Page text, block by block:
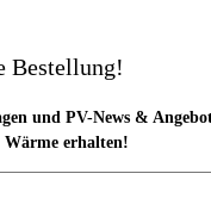
Bestellung!
und PV-News &
erhalten!